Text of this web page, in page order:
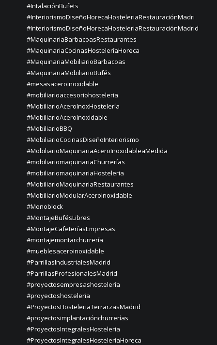
#IntalaciónBufets
#InteriorismoDiseñoHorecaHosteleriaRestauraciónMadri
#InteriorismoDiseñoHorecaHosteleriaRestauraciónMadrid
#MaquinariaBarbacoasRestaurantes
#MaquinariaCocinasHosteleríaHoreca
#MaquinariaMobiliarioBarbacoas
#MaquinariaMobiliarioBufés
#mesasaceroinoxidable
#mobiliarioaccesoriohosteleria
#MobiliarioAceroInoxHostelería
#MobiliarioAceroInoxidable
#MobiliarioBBQ
#MobiliarioCocinasDiseñoInteriorismo
#MobiliarioMaquinariaAceroInoxidableaMedida
#mobiliariomaquinariaChurrerías
#mobiliariomaquinariaHosteleria
#MobiliarioMaquinariaRestaurantes
#MobiliarioModularAceroInoxidable
#Monoblock
#MontajeBufésLibres
#MontajeCafeteríasEmpresas
#montajemontarchurrería
#mueblesaceroinoxidable
#ParrillasIndustrialesMadrid
#ParrillasProfesionalesMadrid
#proyectosempresashostelería
#proyectoshosteleria
#ProyectosHosteleriaTerrarzasMadrid
#proyectosimplantaciónchurrerías
#ProyectosIntegralesHosteleria
#ProyectosIntegralesHosteleríaHoreca